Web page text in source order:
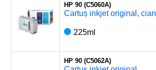
HP 90 (C5060A)
Cartuș inkjet original, cian
225ml
HP 90 (C5062A)